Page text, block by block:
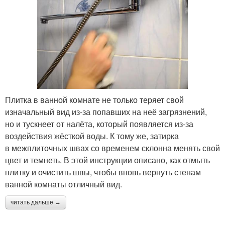
Плитка в ванной комнате не только теряет свой
изначальный вид из-за попавших на неё загрязнений,
но и тускнеет от налёта, который появляется из-за
воздействия жёсткой воды. К тому же, затирка
в межплиточных швах со временем склонна менять свой
цвет и темнеть. В этой инструкции описано, как отмыть
плитку и очистить швы, чтобы вновь вернуть стенам
ванной комнаты отличный вид.
читать дальше →